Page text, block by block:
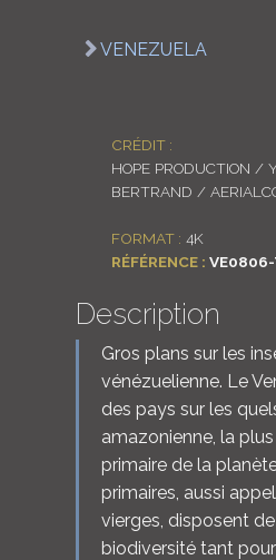
VENEZUELA
CRÉDIT :
HOPE PRODUCTION /
BERTRAND /
FORMAT : 4K
RÉFÉRENCE :
Description
Gros plans sur les
vénézuelienne. Le
des pays sur les
amazonienne, la
primaire de la
primaires, aussi
vierges, disposent
biodiversité tant